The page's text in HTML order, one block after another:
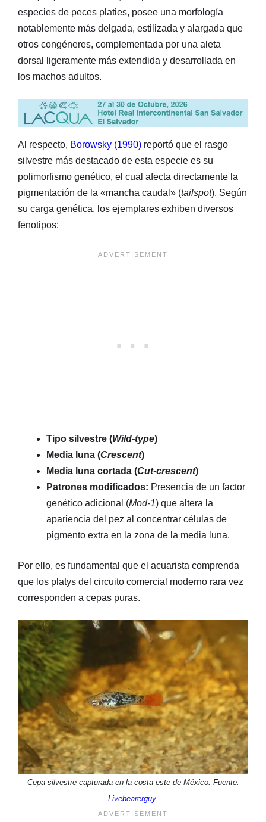
especies de peces platies, posee una morfología
notablemente más delgada, estilizada y alargada que
otros congéneres, complementada por una aleta
dorsal ligeramente más extendida y desarrollada en
los machos adultos.
Al respecto, Borowsky (1990) reportó que el rasgo
silvestre más destacado de esta especie es su
polimorfismo genético, el cual afecta directamente la
pigmentación de la «mancha caudal» (tailspot). Según
su carga genética, los ejemplares exhiben diversos
fenotipos:
Tipo silvestre (Wild-type)
Media luna (Crescent)
Media luna cortada (Cut-crescent)
Patrones modificados: Presencia de un factor
genético adicional (Mod-1) que altera la
apariencia del pez al concentrar células de
pigmento extra en la zona de la media luna.
Por ello, es fundamental que el acuarista comprenda
que los platys del circuito comercial moderno rara vez
corresponden a cepas puras.
Cepa silvestre capturada en la costa este de México. Fuente:
Livebearerguy.